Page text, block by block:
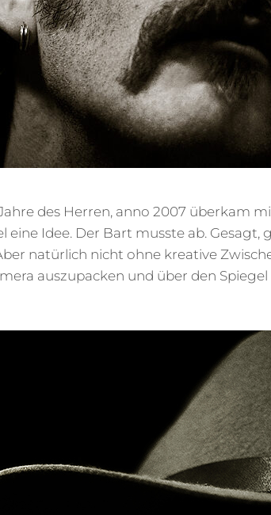
des Herren, anno 2007 überkam
eine Idee. Der Bart musste ab. Gesagt,
natürlich nicht ohne kreative
auszupacken und über den